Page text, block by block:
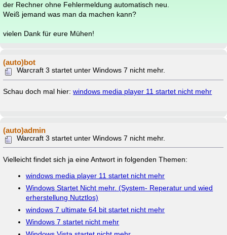
der Rechner ohne Fehlermeldung automatisch neu.
Weiß jemand was man da machen kann?
vielen Dank für eure Mühen!
(auto)bot
Warcraft 3 startet unter Windows 7 nicht mehr.
Schau doch mal hier:windows media player 11 startet nicht mehr
(auto)admin
Warcraft 3 startet unter Windows 7 nicht mehr.
Vielleicht findet sich ja eine Antwort in folgenden Themen:
windows media player 11 startet nicht mehr
Windows Startet Nicht mehr. (System- Reperatur und wied
erherstellung Nutztlos)
windows 7 ultimate 64 bit startet nicht mehr
Windows 7 startet nicht mehr